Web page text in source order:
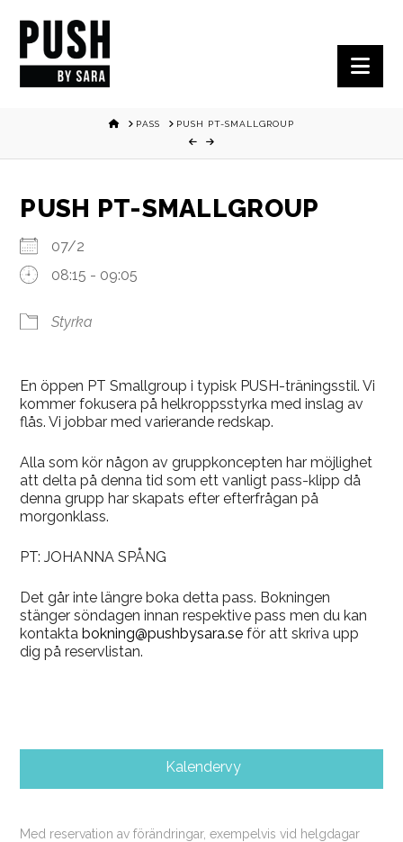
HOMEPASS PUSH PT-SMALLGROUP
PUSH PT-SMALLGROUP
07/2
08:15 - 09:05
Styrka
En öppen PT Smallgroup i typisk PUSH-träningsstil. Vi
kommer fokusera på helkroppsstyrka med inslag av
flås. Vi jobbar med varierande redskap.
Alla som kör någon av gruppkoncepten har möjlighet
att delta på denna tid som ett vanligt pass-klipp då
denna grupp har skapats efter efterfrågan på
morgonklass.
PT: JOHANNA SPÅNG
Det går inte längre boka detta pass. Bokningen
stänger söndagen innan respektive pass men du kan
kontaktabokning@pushbysara.se för att skriva upp
dig på reservlistan.
Kalendervy
Med reservation av förändringar, exempelvis vid helgdagar